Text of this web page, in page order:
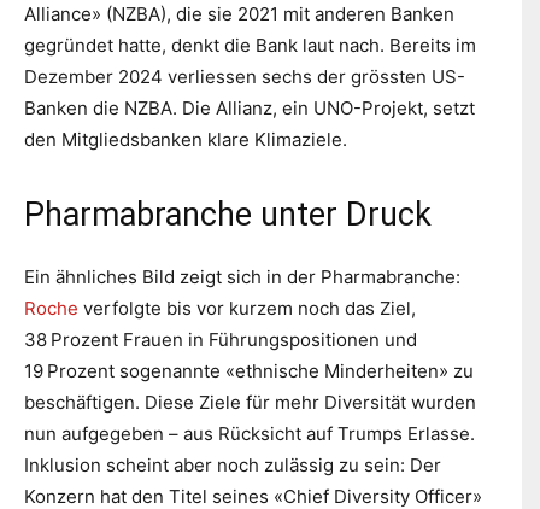
Alliance» (NZBA), die sie 2021 mit anderen Banken
gegründet hatte, denkt die Bank laut nach. Bereits im
Dezember 2024 verliessen sechs der grössten US-
Banken die NZBA. Die Allianz, ein UNO-Projekt, setzt
den Mitgliedsbanken klare Klimaziele.
Pharmabranche unter Druck
Ein ähnliches Bild zeigt sich in der Pharmabranche:
Roche verfolgte bis vor kurzem noch das Ziel,
38 Prozent Frauen in Führungspositionen und
19 Prozent sogenannte «ethnische Minderheiten» zu
beschäftigen. Diese Ziele für mehr Diversität wurden
nun aufgegeben – aus Rücksicht auf Trumps Erlasse.
Inklusion scheint aber noch zulässig zu sein: Der
Konzern hat den Titel seines «Chief Diversity Officer»